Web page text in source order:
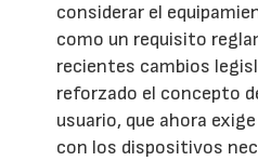
considerar el
como un requisito
recientes cambios
reforzado el concepto
usuario, que ahora
con los dispositivos